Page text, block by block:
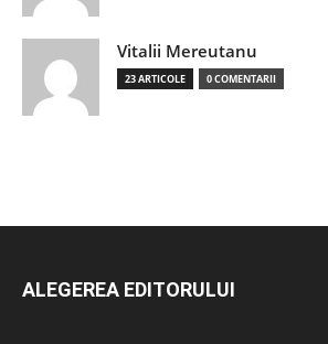
Vitalii Mereutanu
23 ARTICOLE 0 COMENTARII
ALEGEREA EDITORULUI